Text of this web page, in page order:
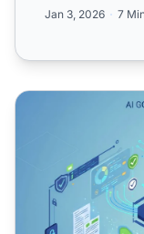
Jan 3, 2026 7
AI-Content-